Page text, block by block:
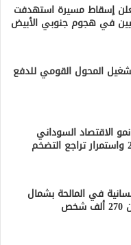
إسقاط مسيرة استهدفت
المحول القومي للدفع
الاقتصاد السوداني
في المالحة بشمال